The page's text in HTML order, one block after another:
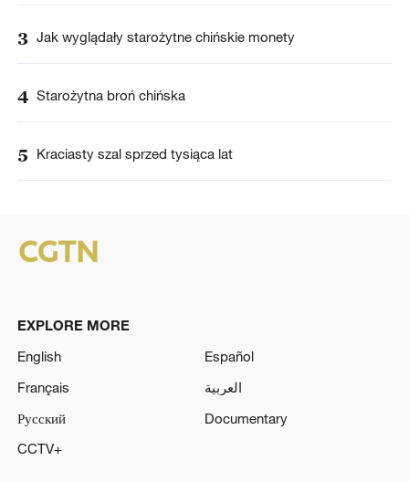
3 Jak wyglądały starożytne chińskie monety
4 Starożytna broń chińska
5 Kraciasty szal sprzed tysiąca lat
EXPLORE MORE
English
Español
Français
العربية
Русский
Documentary
CCTV+